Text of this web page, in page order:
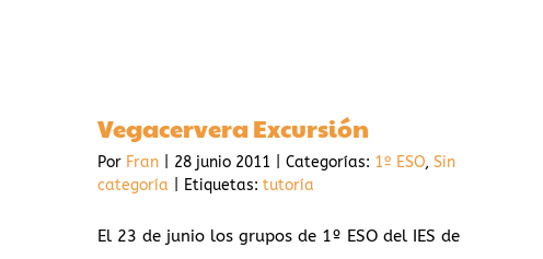
Vegacervera Excursión
Por Fran 28 junio 2011 Categorías: 1º ESO, Sin
categoría
Etiquetas: tutoría
El 23 de junio los grupos de 1º ESO del IES de